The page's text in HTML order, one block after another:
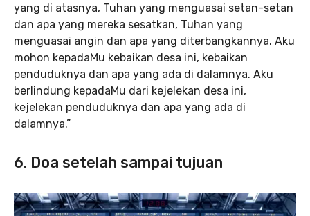
yang di atasnya, Tuhan yang menguasai setan-setan
dan apa yang mereka sesatkan, Tuhan yang
menguasai angin dan apa yang diterbangkannya. Aku
mohon kepadaMu kebaikan desa ini, kebaikan
penduduknya dan apa yang ada di dalamnya. Aku
berlindung kepadaMu dari kejelekan desa ini,
kejelekan penduduknya dan apa yang ada di
dalamnya.”
6. Doa setelah sampai tujuan